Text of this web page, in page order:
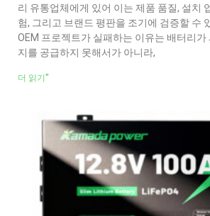
리 유통업체에게 있어 이는 제품 품질, 설치
험, 그리고 브랜드 평판을 조기에 검증할 수
OEM 프로젝트가 실패하는 이유는 배터리가
지를 공급하지 못해서가 아니라,
더 읽기"